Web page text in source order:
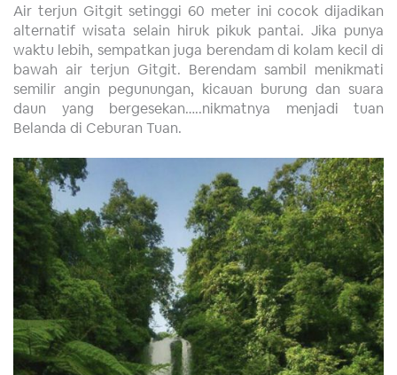
Air terjun Gitgit setinggi 60 meter ini cocok dijadikan
alternatif wisata selain hiruk pikuk pantai. Jika punya
waktu lebih, sempatkan juga berendam di kolam kecil di
bawah air terjun Gitgit. Berendam sambil menikmati
semilir angin pegunungan, kicauan burung dan suara
daun yang bergesekan…..nikmatnya menjadi tuan
Belanda di Ceburan Tuan.